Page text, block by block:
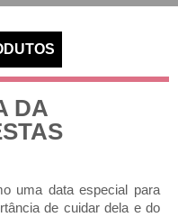
DA
uma data especial para
de cuidar dela e do